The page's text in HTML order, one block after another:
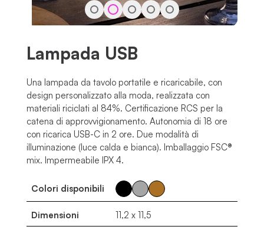
Lampada USB
Una lampada da tavolo portatile e ricaricabile, con
design personalizzato alla moda, realizzata con
materiali riciclati al 84%. Certificazione RCS per la
catena di approvvigionamento. Autonomia di 18 ore
con ricarica USB-C in 2 ore. Due modalità di
illuminazione (luce calda e bianca). Imballaggio FSC®
mix. Impermeabile IPX 4.
Colori disponibili
Dimensioni 11,2 x 11,5